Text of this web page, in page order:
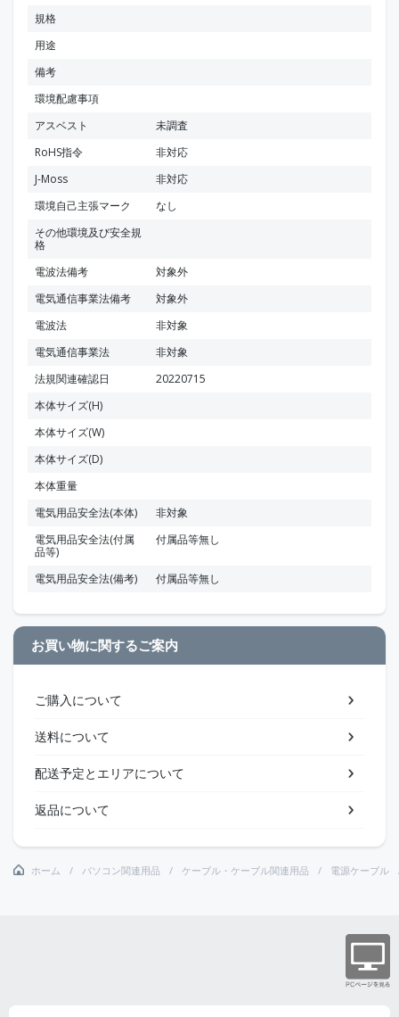
規格
用途
備考
環境配慮事項
アスベスト
未調査
RoHS指令
非対応
J-Moss
非対応
環境自己主張マーク
なし
その他環境及び安全規
格
電波法備考
対象外
電気通信事業法備考
対象外
電波法
非対象
電気通信事業法
非対象
法規関連確認日
20220715
本体サイズ(H)
本体サイズ(W)
本体サイズ(D)
本体重量
電気用品安全法(本体)
非対象
電気用品安全法(付属
品等)
付属品等無し
電気用品安全法(備考) 付属品等無し
お買い物に関するご案内
ご購入について
送料について
配送予定とエリアについて
返品について
ホーム パソコン関連用品 ケーブル・ケーブル関連用品 電源ケーブル